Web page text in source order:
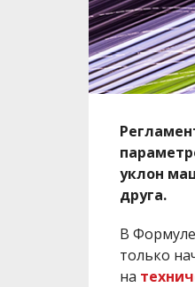
уклон
друга.
В
только
на